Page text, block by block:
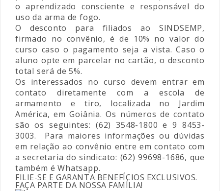
o aprendizado consciente e responsável do
uso da arma de fogo.
O desconto para filiados ao SINDSEMP,
firmado no convênio, é de 10% no valor do
curso caso o pagamento seja a vista. Caso o
aluno opte em parcelar no cartão, o desconto
total será de 5%.
Os interessados no curso devem entrar em
contato diretamente com a escola de
armamento e tiro, localizada no Jardim
América, em Goiânia. Os números de contato
são os seguintes: (62) 3548-1800 e 9 8453-
3003. Para maiores informações ou dúvidas
em relação ao convênio entre em contato com
a secretaria do sindicato: (62) 99698-1686, que
também é Whatsapp.
FILIE-SE E GARANTA BENEFÍCIOS EXCLUSIVOS.
FAÇA PARTE DA NOSSA FAMÍLIA!